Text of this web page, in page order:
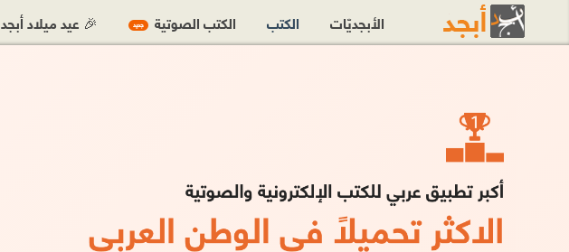
الأبجديّات الكتب الكتب الصوتية جديد 🎉 عيد ميلاد أبجد